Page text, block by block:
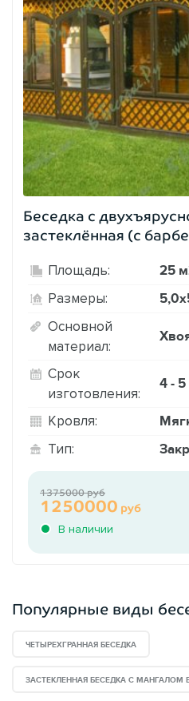
Беседка с
застеклённая (с
Площадь: 25
Размеры:
Основной
материал:
Срок
изготовления:
4 -
Кровля:
Тип:
В наличии
1250000 руб
1375000 руб
Популярные виды
ЧЕТЫРЕХГРАННАЯ БЕСЕДКА
ЗАСТЕКЛЕННАЯ БЕСЕДКА С МАНГАЛОМ